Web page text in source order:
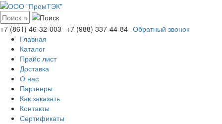
+7 (861) 46-32-003 +7 (988) 337-44-84 Обратный звонок
Главная
Каталог
Прайс лист
Доставка
О нас
Партнеры
Как заказать
Контакты
Сертификаты